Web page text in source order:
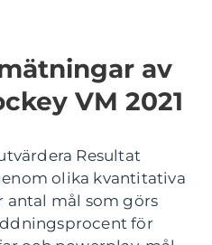
av
VM 2021
Resultat
olika kvantitativa
antal mål som görs
för